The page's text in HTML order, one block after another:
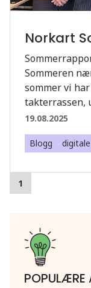
Norkart
Sommeren
sommer vi
takterrassen,
19.08.2025
Blogg
1
POPULÆRE